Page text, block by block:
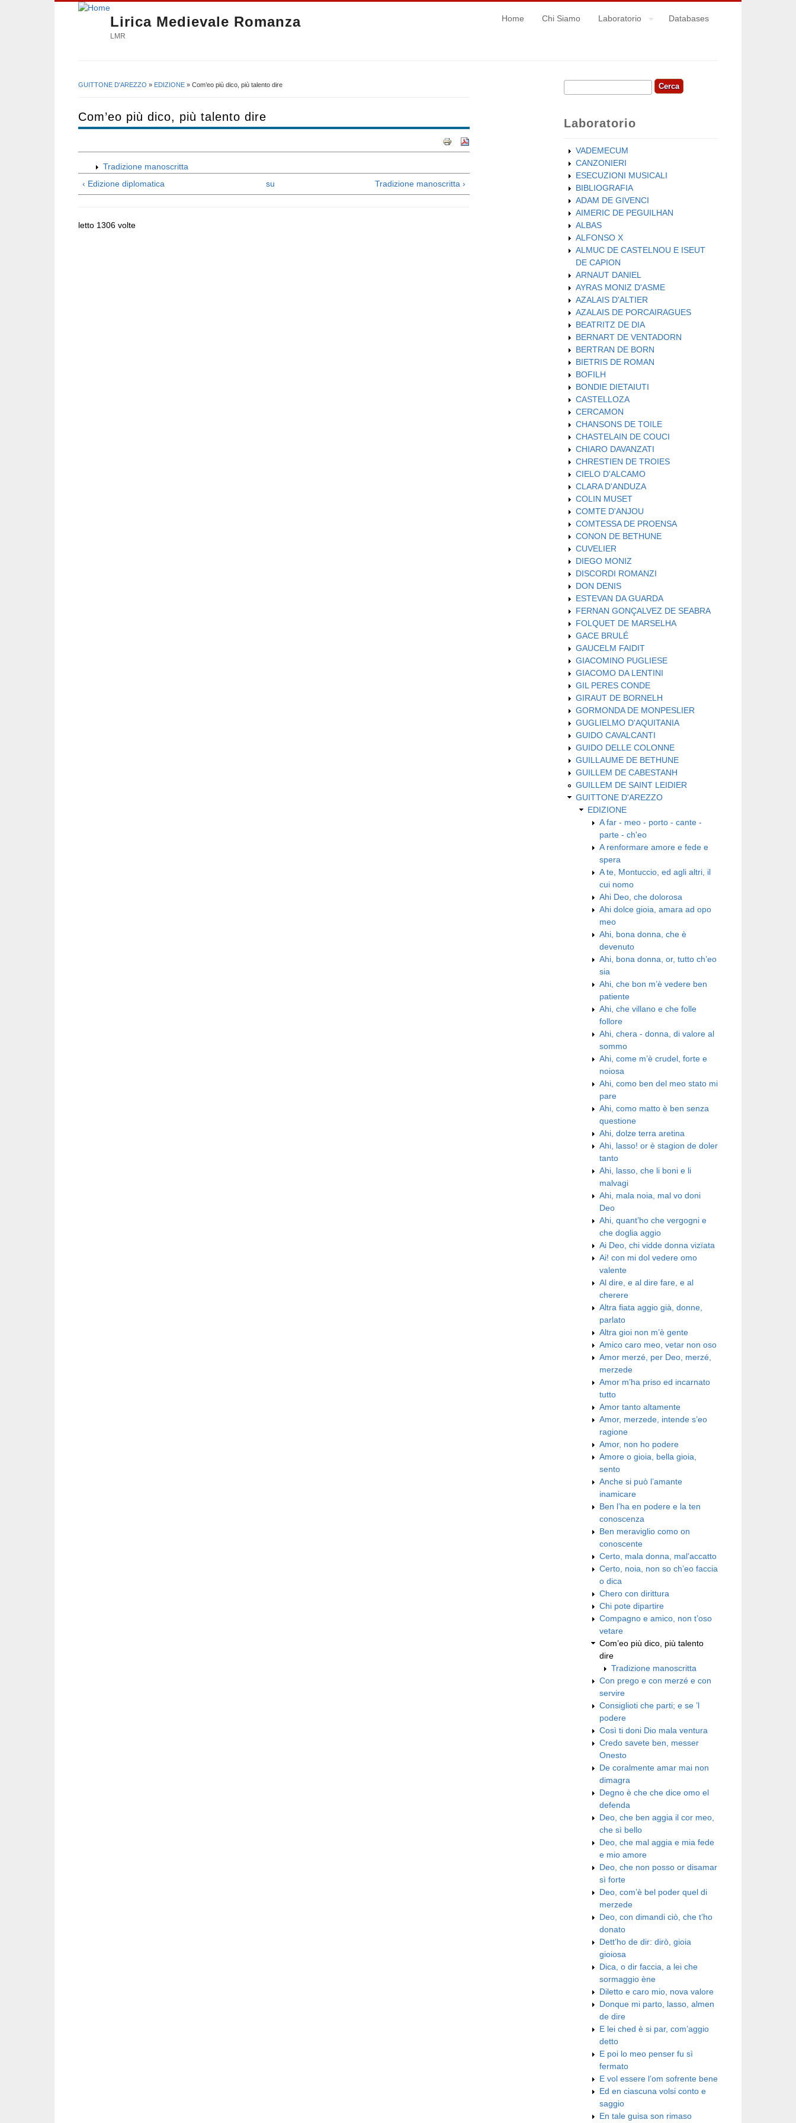
Lirica Medievale Romanza
LMR
Home Chi Siamo Laboratorio Databases
GUITTONE D'AREZZO » EDIZIONE » Com’eo più dico, più talento dire
Com’eo più dico, più talento dire
Tradizione manoscritta
‹ Edizione diplomatica
su Tradizione manoscritta ›
letto 1306 volte
Form di ricerca
Cerca
Laboratorio
VADEMECUM
CANZONIERI
ESECUZIONI MUSICALI
BIBLIOGRAFIA
ADAM DE GIVENCI
AIMERIC DE PEGUILHAN
ALBAS
ALFONSO X
ALMUC DE CASTELNOU E ISEUT
DE CAPION
ARNAUT DANIEL
AYRAS MONIZ D'ASME
AZALAIS D'ALTIER
AZALAIS DE PORCAIRAGUES
BEATRITZ DE DIA
BERNART DE VENTADORN
BERTRAN DE BORN
BIETRIS DE ROMAN
BOFILH
BONDIE DIETAIUTI
CASTELLOZA
CERCAMON
CHANSONS DE TOILE
CHASTELAIN DE COUCI
CHIARO DAVANZATI
CHRESTIEN DE TROIES
CIELO D'ALCAMO
CLARA D'ANDUZA
COLIN MUSET
COMTE D'ANJOU
COMTESSA DE PROENSA
CONON DE BETHUNE
CUVELIER
DIEGO MONIZ
DISCORDI ROMANZI
DON DENIS
ESTEVAN DA GUARDA
FERNAN GONÇALVEZ DE SEABRA
FOLQUET DE MARSELHA
GACE BRULÉ
GAUCELM FAIDIT
GIACOMINO PUGLIESE
GIACOMO DA LENTINI
GIL PERES CONDE
GIRAUT DE BORNELH
GORMONDA DE MONPESLIER
GUGLIELMO D'AQUITANIA
GUIDO CAVALCANTI
GUIDO DELLE COLONNE
GUILLAUME DE BETHUNE
GUILLEM DE CABESTANH
GUILLEM DE SAINT LEIDIER
GUITTONE D'AREZZO
EDIZIONE
A far - meo - porto - cante -
parte - ch'eo
A renformare amore e fede e
spera
A te, Montuccio, ed agli altri, il
cui nomo
Ahi Deo, che dolorosa
Ahi dolce gioia, amara ad opo
meo
Ahi, bona donna, che è
devenuto
Ahi, bona donna, or, tutto ch’eo
sia
Ahi, che bon m’è vedere ben
patiente
Ahi, che villano e che folle
follore
Ahi, chera - donna, di valore al
sommo
Ahi, come m’è crudel, forte e
noiosa
Ahi, como ben del meo stato mi
pare
Ahi, como matto è ben senza
questione
Ahi, dolze terra aretina
Ahi, lasso! or è stagion de doler
tanto
Ahi, lasso, che li boni e li
malvagi
Ahi, mala noia, mal vo doni
Deo
Ahi, quant’ho che vergogni e
che doglia aggio
Ai Deo, chi vidde donna vizïata
Ai! con mi dol vedere omo
valente
Al dire, e al dire fare, e al
cherere
Altra fiata aggio già, donne,
parlato
Altra gioi non m’è gente
Amico caro meo, vetar non oso
Amor merzé, per Deo, merzé,
merzede
Amor m’ha priso ed incarnato
tutto
Amor tanto altamente
Amor, merzede, intende s’eo
ragione
Amor, non ho podere
Amore o gioia, bella gioia,
sento
Anche si può l’amante
inamicare
Ben l’ha en podere e la ten
conoscenza
Ben meraviglio como on
conoscente
Certo, mala donna, mal’accatto
Certo, noia, non so ch’eo faccia
o dica
Chero con dirittura
Chi pote dipartire
Compagno e amico, non t’oso
vetare
Com’eo più dico, più talento
dire
Tradizione manoscritta
Con prego e con merzé e con
servire
Consiglioti che parti; e se ’l
podere
Così ti doni Dio mala ventura
Credo savete ben, messer
Onesto
De coralmente amar mai non
dimagra
Degno è che che dice omo el
defenda
Deo, che ben aggia il cor meo,
che sì bello
Deo, che mal aggia e mia fede
e mio amore
Deo, che non posso or disamar
sì forte
Deo, com’è bel poder quel di
merzede
Deo, con dimandi ciò, che t’ho
donato
Dett’ho de dir: dirò, gioia
gioiosa
Dica, o dir faccia, a lei che
sormaggio ène
Diletto e caro mio, nova valore
Donque mi parto, lasso, almen
de dire
E lei ched è si par, com’aggio
detto
E poi lo meo penser fu sì
fermato
E vol essere l’om sofrente bene
Ed en ciascuna volsi conto e
saggio
En tale guisa son rimaso